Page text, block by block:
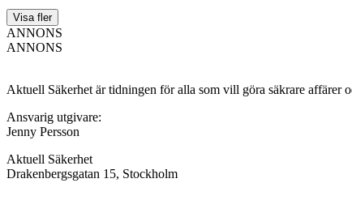
Visa fler
ANNONS
ANNONS
Aktuell Säkerhet är tidningen för alla som vill göra säkrare affärer
Ansvarig utgivare:
Jenny Persson
Aktuell Säkerhet
Drakenbergsgatan 15, Stockholm